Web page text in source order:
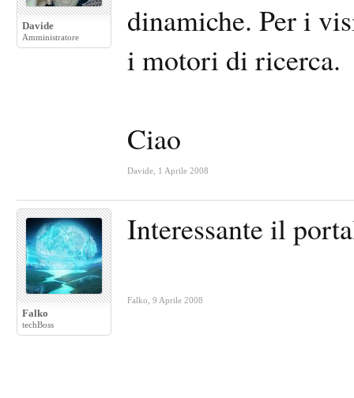
Davide
Amministratore
dinamiche. Per i
i motori di ricerca.
Ciao
Davide 1 Aprile 2008
Falko
techBoss
Interessante il
Falko 9 Aprile 2008